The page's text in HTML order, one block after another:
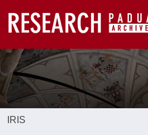
IRIS